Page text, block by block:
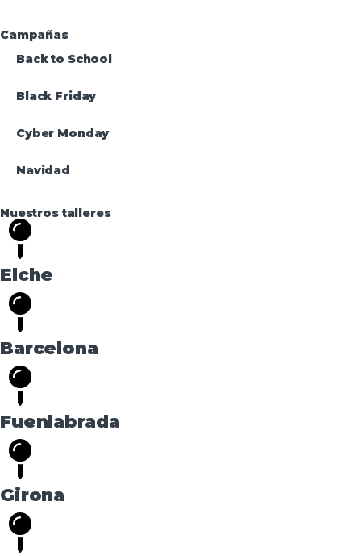
Campañas
Back to School
Black Friday
Cyber Monday
Navidad
Nuestros talleres
Elche
Barcelona
Fuenlabrada
Girona